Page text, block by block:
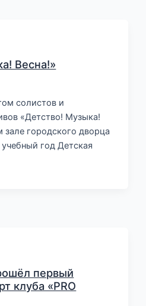
Весна!»
солистов и
«Детство! Музыка!
зале городского дворца
год Детская
первый
клуба «PRO